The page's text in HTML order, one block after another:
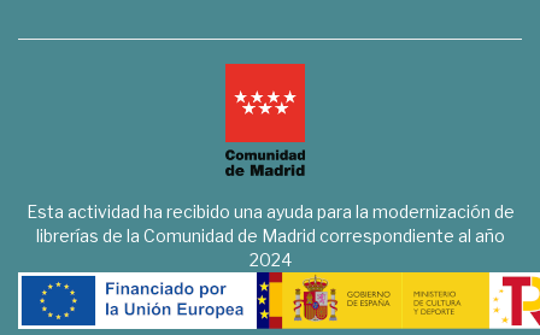
Esta actividad ha recibido una ayuda para la modernización de
librerías de la Comunidad de Madrid correspondiente al año
2024